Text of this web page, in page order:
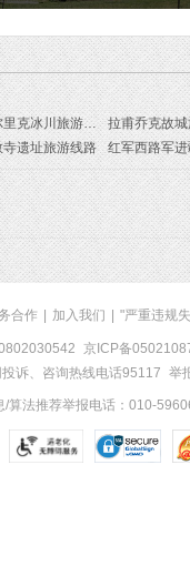
喀尔里克冰川旅游线路
寺遗址旅游线路
合作 加入我们 "严重违规
京ICP备
诉、咨询热线电话95117 举
/算法推荐举报电话：010-